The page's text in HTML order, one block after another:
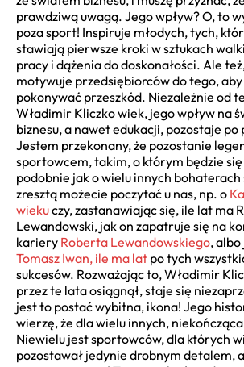
prawdziwą uwagą. Jego wpływ? O, to
poza sport! Inspiruje młodych, tych,
stawiają pierwsze kroki w sztukach
pracy i dążenia do doskonałości. Ale
motywuje przedsiębiorców do tego, aby
pokonywać przeszkód. Niezależnie od
Władimir Kliczko wiek, jego wpływ na
biznesu, a nawet edukacji, pozostaje po
Jestem przekonany, że pozostanie
sportowcem, takim, o którym będzie
podobnie jak o wielu innych
zresztą możecie poczytać u nas, np. o
wiekuczy, zastanawiając się, ile lat ma
Lewandowski, jak on zapatruje się na
kariery Roberta Lewandowskiego,
Tomasz Iwan, ile ma lat po tych
sukcesów. Rozważając to, Władimir
przez te lata osiągnął, staje się
jest to postać wybitna, ikona! Jego
wierzę, że dla wielu innych,
Niewielu jest sportowców, dla których
pozostawał jedynie drobnym detalem,